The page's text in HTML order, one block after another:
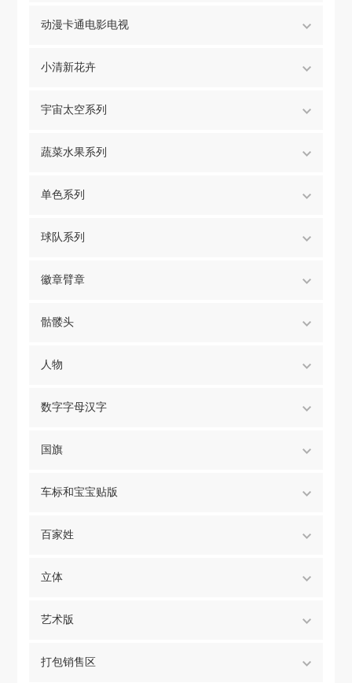
动漫卡通电影电视
小清新花卉
宇宙太空系列
蔬菜水果系列
单色系列
球队系列
徽章臂章
骷髅头
人物
数字字母汉字
国旗
车标和宝宝贴版
百家姓
立体
艺术版
打包销售区